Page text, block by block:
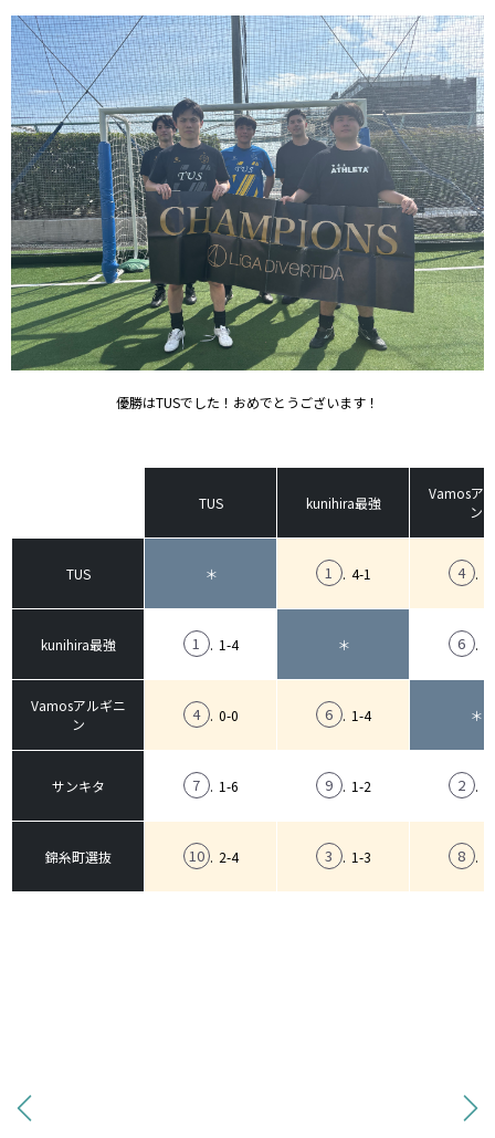
優勝はTUSでした！おめでとうございます！
TUS kunihira最強
Vamosア
ン
TUS ＊ 1 . 4-1 4 .
kunihira最強 1 . 1-4 ＊ 6 .
Vamosアルギニ
ン
4 . 0-0 6 . 1-4 ＊
サンキタ 7 . 1-6 9 . 1-2 2 .
錦糸町選抜 10 . 2-4 3 . 1-3 8 .